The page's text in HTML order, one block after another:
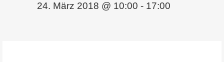
24. März 2018 @ 10:00 - 17:00